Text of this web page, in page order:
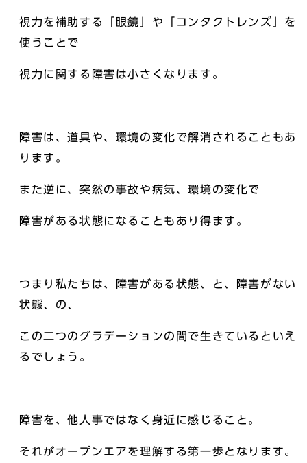
視力を補助する「眼鏡」や「コンタクトレンズ」を
使うことで
視力に関する障害は小さくなります。
障害は、道具や、環境の変化で解消されることもあ
ります。
また逆に、突然の事故や病気、環境の変化で
障害がある状態になることもあり得ます。
つまり私たちは、障害がある状態、と、障害がない
状態、の、
この二つのグラデーションの間で生きているといえ
るでしょう。
障害を、他人事ではなく身近に感じること。
それがオープンエアを理解する第一歩となります。